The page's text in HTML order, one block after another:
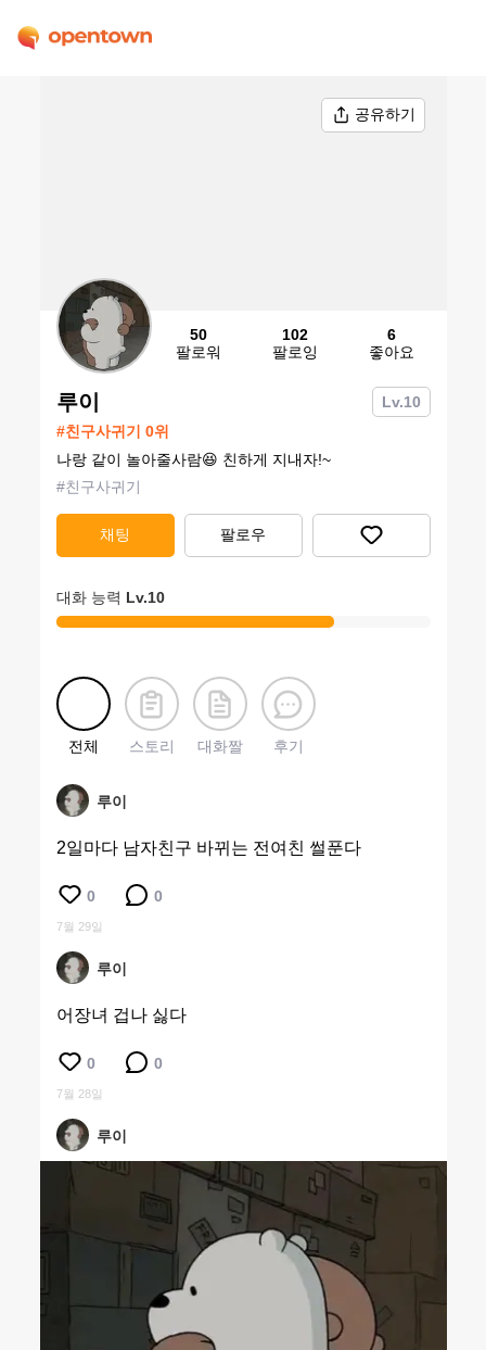
공유하기
50
팔로워
102
팔로잉
6
좋아요
루이 Lv.10
#친구사귀기 0위
나랑 같이 놀아줄사람😆 친하게 지내자!~
#친구사귀기
채팅 팔로우
대화 능력 Lv.10
전체 스토리 대화짤 후기
루이
2일마다 남자친구 바뀌는 전여친 썰푼다
0 0
7월 29일
루이
어장녀 겁나 싫다
0 0
7월 28일
루이